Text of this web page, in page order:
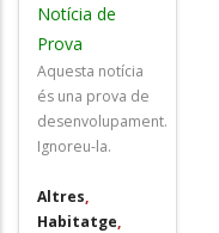
Notícia de
Prova
Aquesta notícia
és una prova de
desenvolupament.
Ignoreu-la.
Altres,
Habitatge,